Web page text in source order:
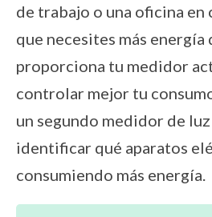
de trabajo o una oficina en
que necesites más energía
proporciona tu medidor
controlar mejor tu
un segundo medidor de
identificar qué aparatos
consumiendo más energía.